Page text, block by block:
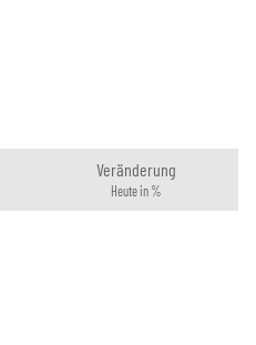
Veränderung
Heute in %